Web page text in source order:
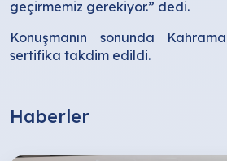
geçirmemiz gerekiyor.” dedi.
Konuşmanın sonunda
sertifika takdim edildi.
Haberler